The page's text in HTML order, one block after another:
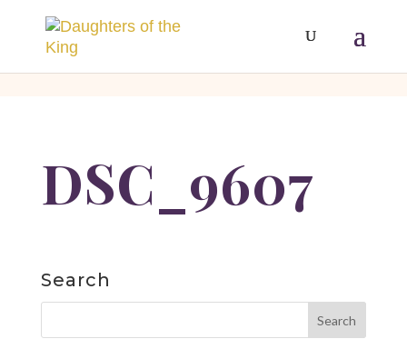
[/php]
DSC_9607
Search